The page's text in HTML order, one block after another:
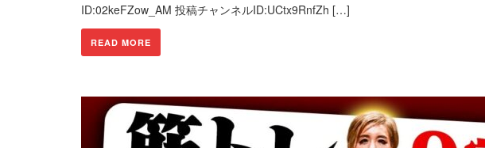
ID:02keFZow_AM 投稿チャンネルID:UCtx9RnfZh […]
READ MORE